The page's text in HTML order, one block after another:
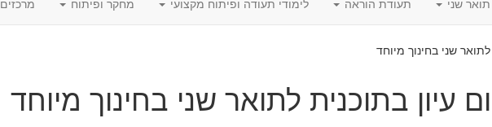
תואר שני תעודת הוראה לימודי תעודה ופיתוח מקצועי מחקר ופיתוח מרכזים
לתואר שני בחינוך מיוחד
עיון בתוכנית לתואר שני בחינוך מיוחד